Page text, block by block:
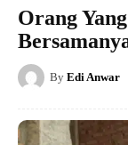
Orang
By Edi Anwar